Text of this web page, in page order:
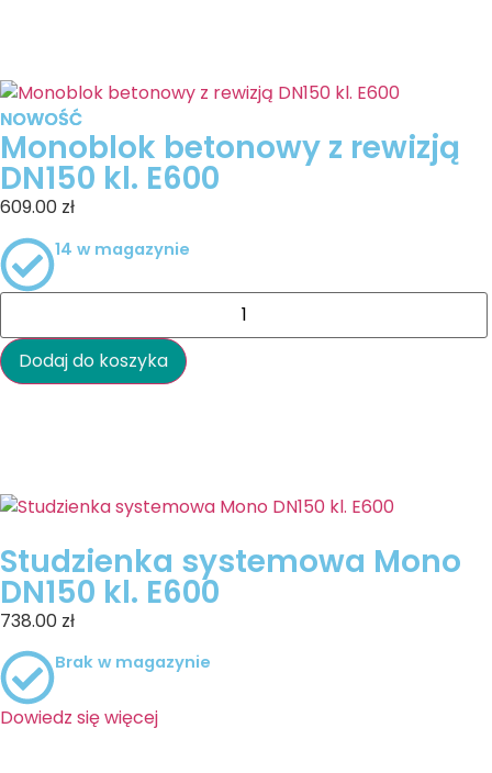
NOWOŚĆ
NOWOŚĆ
Monoblok betonowy z rewizją
DN150 kl. E600
609.00 zł
14 w magazynie
Dodaj do koszyka
Studzienka systemowa Mono
DN150 kl. E600
738.00 zł
Brak w magazynie
Dowiedz się więcej